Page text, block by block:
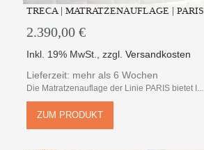
TRECA | MATRATZENAUFLAGE | PARIS
2.390,00 €
Inkl. 19% MwSt. ,zzgl.Versandkosten
Lieferzeit: mehr als 6 Wochen
Die Matratzenauflage der Linie PARIS bietet I...
ZUM PRODUKT